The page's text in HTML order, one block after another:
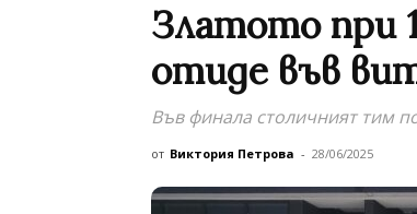
Златото при
отиде във
Във финала столичният тим
от Виктория Петрова - 28/06/2025